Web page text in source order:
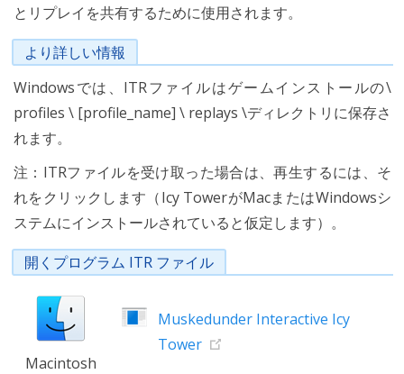
とリプレイを共有するために使用されます。
より詳しい情報
Windowsでは、ITRファイルはゲームインストールの\
profiles \ [profile_name] \ replays \ディレクトリに保存さ
れます。
注：ITRファイルを受け取った場合は、再生するには、そ
れをクリックします（Icy TowerがMacまたはWindowsシ
ステムにインストールされていると仮定します）。
開くプログラム ITR ファイル
Macintosh
Muskedunder Interactive Icy
Tower